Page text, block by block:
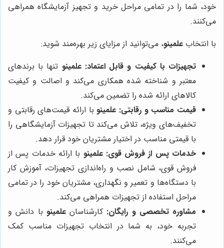
خود، شما را در تمامی مراحل خرید و تجهیز آزمایشگاه همراهی
می‌کنند.
با انتخاب علمینو، می‌توانید از مزایای زیر بهره‌مند شوید:
تجهیزات با کیفیت و قابل اعتماد: علمینو تنها با برندهای
معتبر و شناخته شده همکاری می‌کند و اصالت و کیفیت
کالاهای ارائه شده را تضمین می‌کند.
قیمت مناسب و رقابتی: علمینوبا ارائه قیمت‌های رقابتی و
تخفیف‌های ویژه، تلاش می‌کند تا تجهیزات آزمایشگاهی را
با قیمتی مناسب در اختیار مشتریان خود قرار دهد.
خدمات پس از فروش قوی: علمینو با ارائه خدمات پس از
فروش قوی، شامل نصب و راه‌اندازی تجهیزات، آموزش کار
با دستگاه‌ها و تعمیر و نگهداری، مشتریان خود را در تمامی
مراحل استفاده از تجهیزات همراهی می‌کند.
مشاوره تخصصی و رایگان: کارشناسانعلمینو با دانش و
تجربه خود، به شما در انتخاب تجهیزات مناسب کمک
می‌کنند.